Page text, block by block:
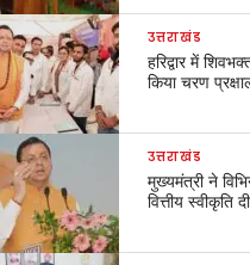
उत्तराखंड
हरिद्वार में
किया चरण
उत्तराखंड
मुख्यमंत्री ने
वित्तीय स्वीकृति